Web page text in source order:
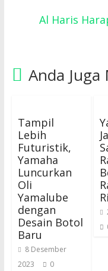
Al Haris
Anda
Tampil
Lebih
Futuristik,
Yamaha
Luncurkan
Oli
Yamalube
dengan
Desain Botol
Baru
8 Desember
2023
0